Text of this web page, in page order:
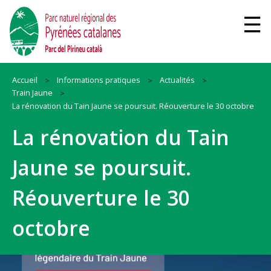
Accueil Informations pratiques
Actualités
Train Jaune
La rénovation du Tain Jaune se poursuit. Réouverture le 30 octobre
La rénovation du Tain
Jaune se poursuit.
Réouverture le 30
octobre